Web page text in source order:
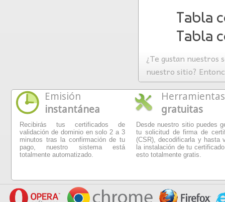
Tabla
Tabla
¿Te gustan nuestros
nuestro sitio?
Emisión
instantánea
Recibirás tus certificados de
validación de dominio en solo 2 a 3
minutos tras la confirmación de tu
pago, nuestro sistema está
totalmente automatizado.
Herramientas
gratuitas
Desde nuestro sitio puedes
tu solicitud de firma de
(CSR), decodificarla y hasta
la instalación de tu
esto totalmente gratis.